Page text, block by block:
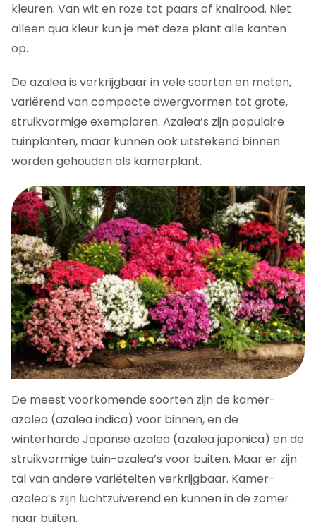
kleuren. Van wit en roze tot paars of knalrood. Niet
alleen qua kleur kun je met deze plant alle kanten
op.
De azalea is verkrijgbaar in vele soorten en maten,
variërend van compacte dwergvormen tot grote,
struikvormige exemplaren. Azalea’s zijn populaire
tuinplanten, maar kunnen ook uitstekend binnen
worden gehouden als kamerplant.
De meest voorkomende soorten zijn de kamer-
azalea (azalea indica) voor binnen, en de
winterharde Japanse azalea (azalea japonica) en de
struikvormige tuin-azalea’s voor buiten. Maar er zijn
tal van andere variëteiten verkrijgbaar. Kamer-
azalea’s zijn luchtzuiverend en kunnen in de zomer
naar buiten.